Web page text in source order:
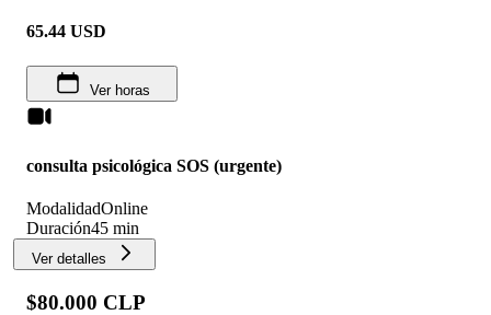
65.44 USD
Ver horas
consulta psicológica SOS (urgente)
ModalidadOnline
Duración45 min
Ver detalles
$80.000 CLP